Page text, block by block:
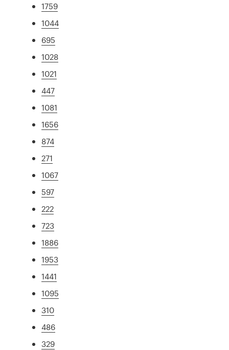
1759
1044
695
1028
1021
447
1081
1656
874
271
1067
597
222
723
1886
1953
1441
1095
310
486
329